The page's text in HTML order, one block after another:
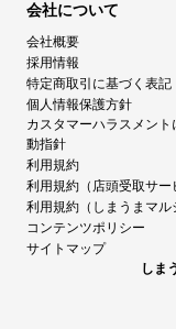
会社について
会社概要
採用情報
特定商取引に基づく表記
個人情報保護方針
カスタマーハラスメント
動指針
利用規約
利用規約（店頭受取サー
利用規約（しまうまマル
コンテンツポリシー
サイトマップ
しま